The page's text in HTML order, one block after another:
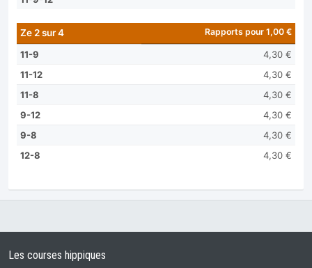
Ze 2 sur 4 Rapports pour 1,00 €
11-9
4,30 €
11-12
4,30 €
11-8
4,30 €
9-12
4,30 €
9-8
4,30 €
12-8
4,30 €
Les courses hippiques